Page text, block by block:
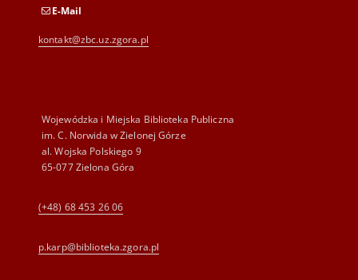
E-Mail
kontakt@zbc.uz.zgora.pl
Wojewódzka i Miejska Biblioteka Publiczna
im. C. Norwida w Zielonej Górze
al. Wojska Polskiego 9
65-077 Zielona Góra
(+48) 68 453 26 06
p.karp@biblioteka.zgora.pl